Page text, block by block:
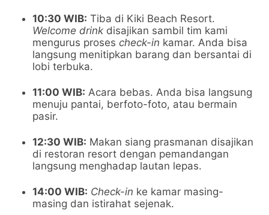
10:30 WIB: Tiba di Kiki Beach Resort.
Welcome drink disajikan sambil tim kami
mengurus prosescheck-in kamar. Anda bisa
langsung menitipkan barang dan bersantai di
lobi terbuka.
11:00 WIB: Acara bebas. Anda bisa langsung
menuju pantai, berfoto-foto, atau bermain
pasir.
12:30 WIB: Makan siang prasmanan disajikan
di restoran resort dengan pemandangan
langsung menghadap lautan lepas.
14:00 WIB: Check-in ke kamar masing-
masing dan istirahat sejenak.